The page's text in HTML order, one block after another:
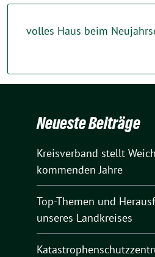
volles Haus beim
Neueste Beiträge
Kreisverband stellt
kommenden Jahre
Top-Themen und
unseres Landkreises